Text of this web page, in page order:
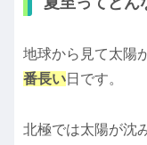
地球から見て太陽
番長い日です。
北極では太陽が沈